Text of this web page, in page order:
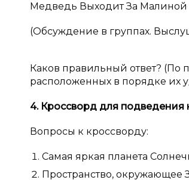
Медведь Выходит За
(Обсуждение в группах.
Каков правильный ответ? (По
расположенных в порядке их
4. Кроссворд для подведения
Вопросы к кроссворду:
Самая яркая планета
Пространство, окружающее